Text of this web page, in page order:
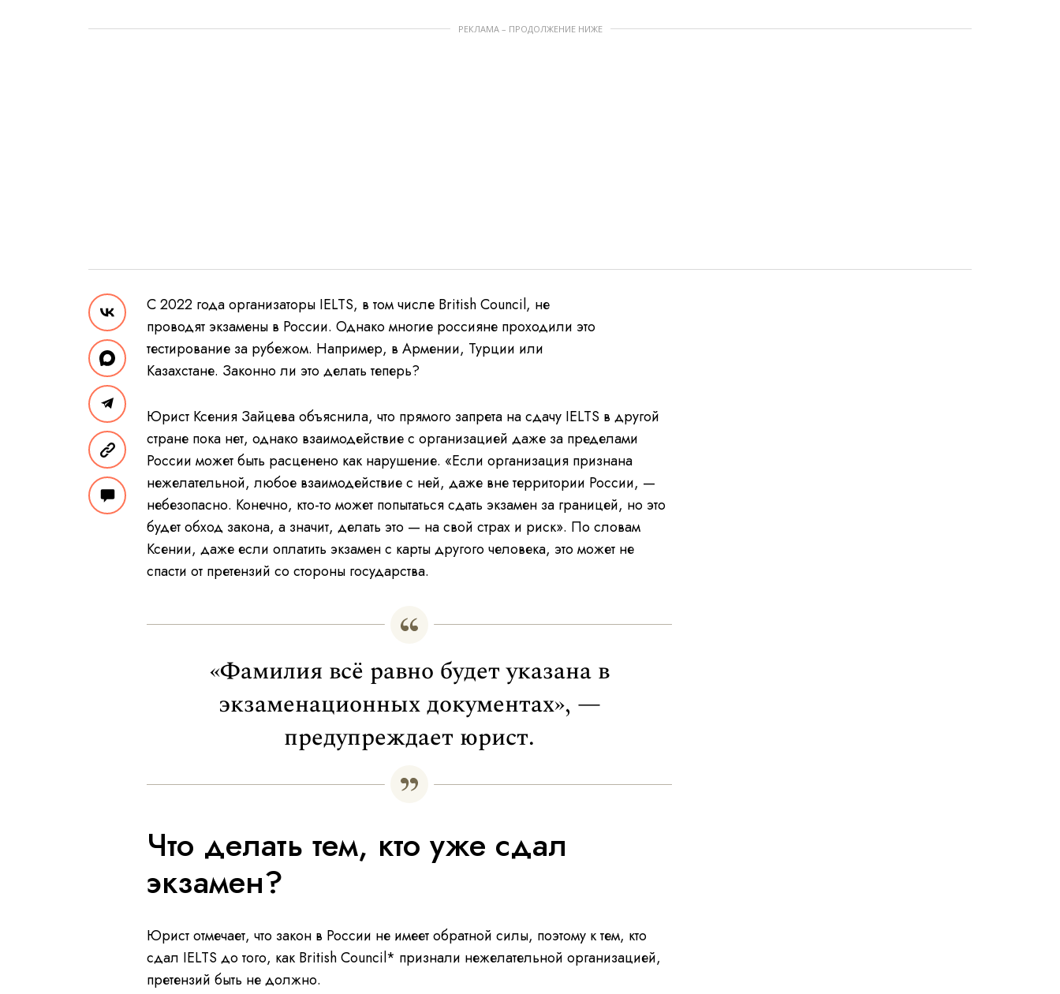
РЕКЛАМА – ПРОДОЛЖЕНИЕ НИЖЕ
С 2022 года организаторы IELTS, в том числе British Council, не
проводят экзамены в России. Однако многие россияне проходили это
тестирование за рубежом. Например, в Армении, Турции или
Казахстане. Законно ли это делать теперь?
Юрист Ксения Зайцева объяснила, что прямого запрета на сдачу IELTS в другой
стране пока нет, однако взаимодействие с организацией даже за пределами
России может быть расценено как нарушение. «Если организация признана
нежелательной, любое взаимодействие с ней, даже вне территории России, —
небезопасно. Конечно, кто-то может попытаться сдать экзамен за границей, но это
будет обход закона, а значит, делать это — на свой страх и риск». По словам
Ксении, даже если оплатить экзамен с карты другого человека, это может не
спасти от претензий со стороны государства.
«Фамилия всё равно будет указана в
экзаменационных документах», —
предупреждает юрист.
Что делать тем, кто уже сдал
экзамен?
Юрист отмечает, что закон в России не имеет обратной силы, поэтому к тем, кто
сдал IELTS до того, как British Council* признали нежелательной организацией,
претензий быть не должно.